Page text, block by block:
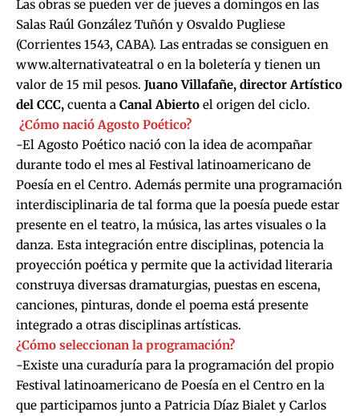
Las obras se pueden ver de jueves a domingos en las
Salas Raúl González Tuñón y Osvaldo Pugliese
(Corrientes 1543, CABA). Las entradas se consiguen en
www.alternativateatral o en la boletería y tienen un
valor de 15 mil pesos. Juano Villafañe, director Artístico
del CCC, cuenta a Canal Abierto el origen del ciclo.
¿Cómo nació Agosto Poético?
-El Agosto Poético nació con la idea de acompañar
durante todo el mes al Festival latinoamericano de
Poesía en el Centro. Además permite una programación
interdisciplinaria de tal forma que la poesía puede estar
presente en el teatro, la música, las artes visuales o la
danza. Esta integración entre disciplinas, potencia la
proyección poética y permite que la actividad literaria
construya diversas dramaturgias, puestas en escena,
canciones, pinturas, donde el poema está presente
integrado a otras disciplinas artísticas.
¿Cómo seleccionan la programación?
-Existe una curaduría para la programación del propio
Festival latinoamericano de Poesía en el Centro en la
que participamos junto a Patricia Díaz Bialet y Carlos